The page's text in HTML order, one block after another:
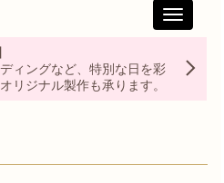
Toggle
ィングなど、特別な日を彩
リジナル製作も承ります。